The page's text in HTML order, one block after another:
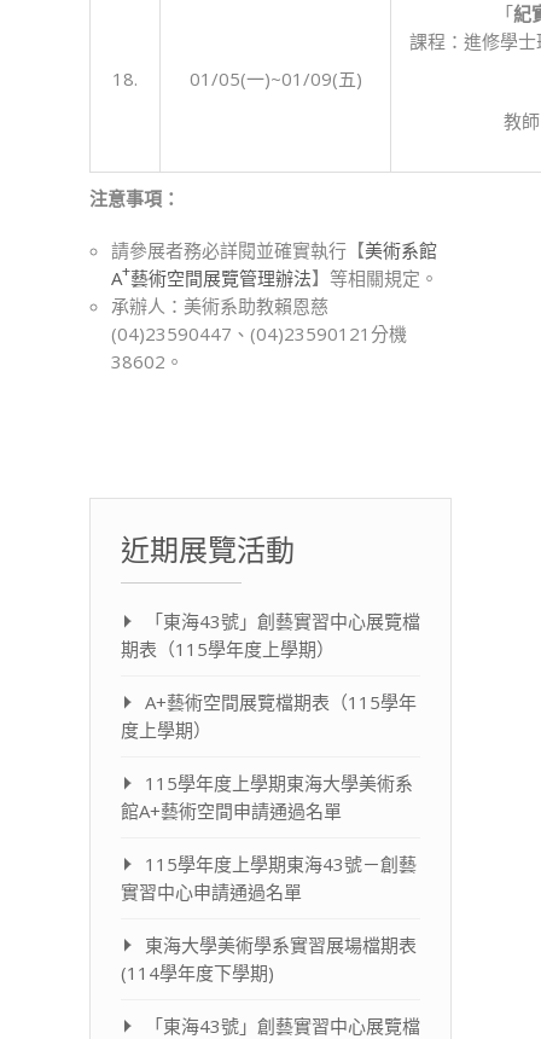
18. 01/05(一)~01/09(五)
「紀
課程：進修學
教
注意事項：
請參展者務必詳閱並確實執行【美術系館
A+藝術空間展覽管理辦法】等相關規定。
承辦人：美術系助教賴恩慈
(04)23590447、(04)23590121分機
38602。
近期展覽活動
「東海43號」創藝實習中心展覽檔
期表（115學年度上學期）
A+藝術空間展覽檔期表（115學年
度上學期）
115學年度上學期東海大學美術系
館A+藝術空間申請通過名單
115學年度上學期東海43號－創藝
實習中心申請通過名單
東海大學美術學系實習展場檔期表
(114學年度下學期)
「東海43號」創藝實習中心展覽檔